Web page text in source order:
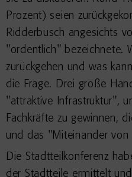
Prozent) seien
Ridderbusch angesichts
"ordentlich" bezeichnete.
zurückgehen und was
die Frage. Drei große
"attraktive Infrastruktur",
Fachkräfte zu gewinnen,
und das "Miteinander von
Die Stadtteilkonferenz
der Stadtteile ermittelt